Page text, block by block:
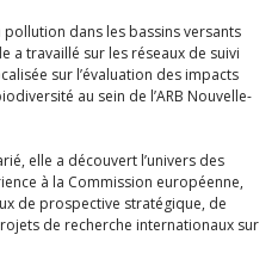
dans les bassins versants
a travaillé sur les réseaux de suivi
sur l’évaluation des impacts
au sein de l’ARB Nouvelle-
elle a découvert l’univers des
à la Commission européenne,
de prospective stratégique, de
de recherche internationaux sur